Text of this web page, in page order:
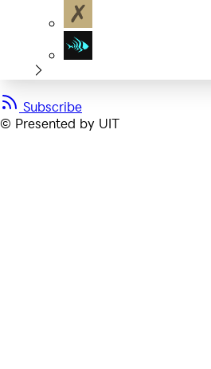
Subscribe
© Presented by UIT